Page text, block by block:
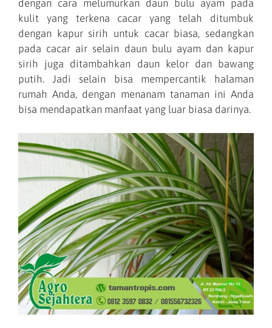
dengan cara melumurkan daun bulu ayam pada
kulit yang terkena cacar yang telah ditumbuk
dengan kapur sirih untuk cacar biasa, sedangkan
pada cacar air selain daun bulu ayam dan kapur
sirih juga ditambahkan daun kelor dan bawang
putih. Jadi selain bisa mempercantik halaman
rumah Anda, dengan menanam tanaman ini Anda
bisa mendapatkan manfaat yang luar biasa darinya.